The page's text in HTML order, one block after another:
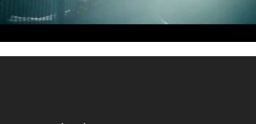
FARÁNDULA